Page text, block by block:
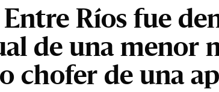
Ríos fue
de una menor
chofer de una